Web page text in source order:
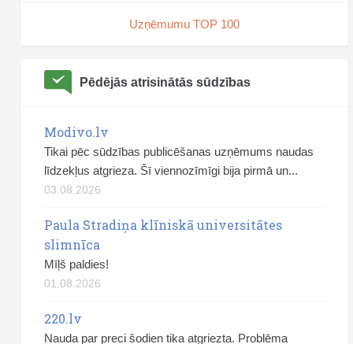
Uzņēmumu TOP 100
Pēdējās atrisinātās sūdzības
Modivo.lv
Tikai pēc sūdzības publicēšanas uzņēmums naudas
līdzekļus atgrieza. Šī viennozīmīgi bija pirmā un...
03.08.2026
Paula Stradiņa klīniskā universitātes
slimnīca
Mīļš paldies!
01.08.2026
220.lv
Nauda par preci šodien tika atgriezta. Problēma